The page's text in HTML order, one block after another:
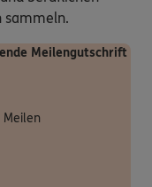
sammeln.
Meilengutschrift
Meilen